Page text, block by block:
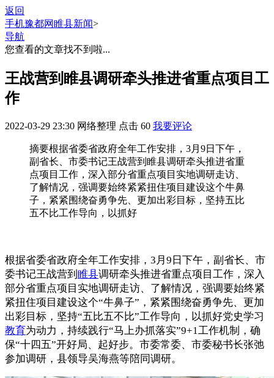
返回
手机豫都网睢县新闻>
导航
您查看的文章找不到啦...
王战营到睢县调研牵头推进省重点项目工
作
2022-03-29 23:30 网络整理 点击 60 我要评论
摘要根据省委省政府全年工作安排，3月9日下午，
副省长、市委书记王战营到睢县调研牵头推进省重
点项目工作，深入部分省重点项目实地调研走访、
了解情况，强调要始终紧紧扭住项目建设这个牛鼻
子，紧紧围绕奋勇争先、更加出彩目标，坚持五比
五不比工作导向，以抓好
​根据省委省政府全年工作安排，3月9日下午，副省长、市
委书记王战营到 睢县调研牵头推进省重点项目工作，深入
部分省重点项目实地调研走访、了解情况，强调要始终紧
紧扭住项目建设这个“牛鼻子”，紧紧围绕奋勇争先、更加
出彩目标，坚持“五比五不比”工作导向，以抓好党史学习
教育为动力，持续践行“马上办抓落实”9+1工作机制，确
保“十四五”开好局、起好步。市委常委、市委秘书长张弛
参加调研，县领导吴海燕等陪同调研。